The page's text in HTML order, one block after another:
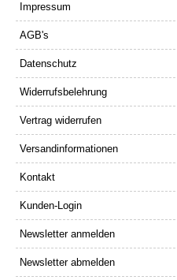
Impressum
AGB's
Datenschutz
Widerrufsbelehrung
Vertrag widerrufen
Versandinformationen
Kontakt
Kunden-Login
Newsletter anmelden
Newsletter abmelden